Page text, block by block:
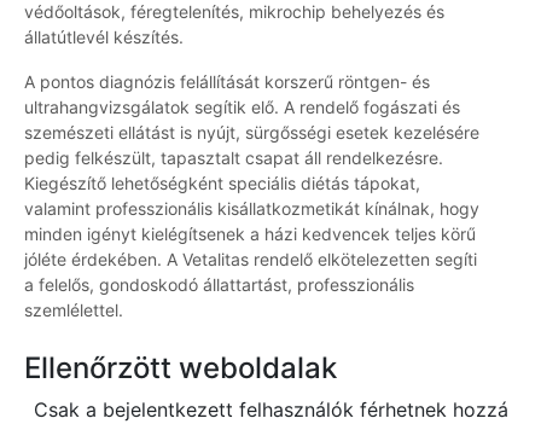
védőoltások, féregtelenítés, mikrochip behelyezés és
állatútlevél készítés.
A pontos diagnózis felállítását korszerű röntgen- és
ultrahangvizsgálatok segítik elő. A rendelő fogászati és
szemészeti ellátást is nyújt, sürgősségi esetek kezelésére
pedig felkészült, tapasztalt csapat áll rendelkezésre.
Kiegészítő lehetőségként speciális diétás tápokat,
valamint professzionális kisállatkozmetikát kínálnak, hogy
minden igényt kielégítsenek a házi kedvencek teljes körű
jóléte érdekében. A Vetalitas rendelő elkötelezetten segíti
a felelős, gondoskodó állattartást, professzionális
szemlélettel.
Ellenőrzött weboldalak
Csak a bejelentkezett felhasználók férhetnek hozzá